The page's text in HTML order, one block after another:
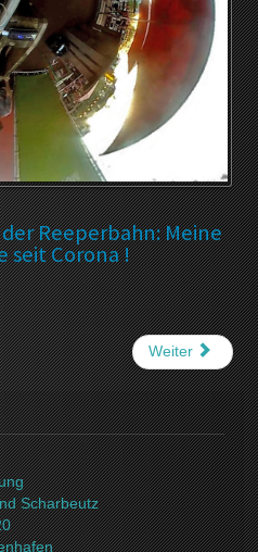
Reeperbahn: Meine
seit Corona !
Weiter
Scharbeutz